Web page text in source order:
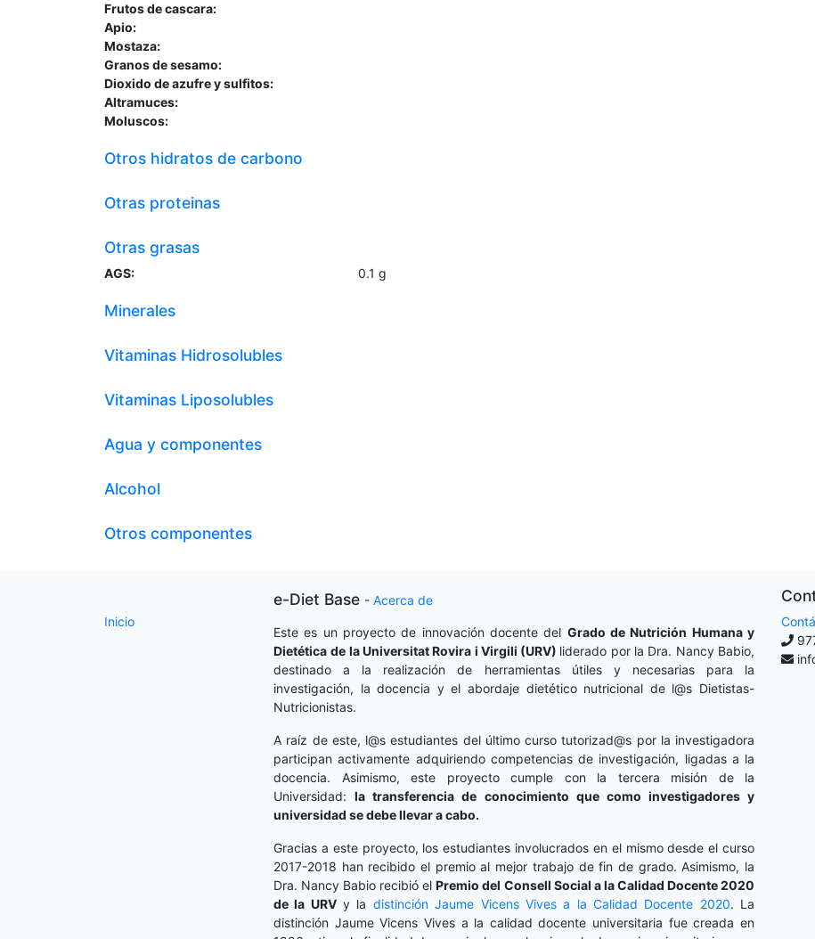
Frutos de cascara:
Apio:
Mostaza:
Granos de sesamo:
Dioxido de azufre y sulfitos:
Altramuces:
Moluscos:
Otros hidratos de carbono
Otras proteinas
Otras grasas
AGS: 0.1 g
Minerales
Vitaminas Hidrosolubles
Vitaminas Liposolubles
Agua y componentes
Alcohol
Otros componentes
Inicio
e-Diet Base - Acerca de
Este es un proyecto de innovación docente del Grado de Nutrición Humana y
Dietética de la Universitat Rovira i Virgili (URV) liderado por la Dra. Nancy Babio,
destinado a la realización de herramientas útiles y necesarias para la
investigación, la docencia y el abordaje dietético nutricional de l@s Dietistas-
Nutricionistas.
A raíz de este, l@s estudiantes del último curso tutorizad@s por la investigadora
participan activamente adquiriendo competencias de investigación, ligadas a la
docencia. Asimismo, este proyecto cumple con la tercera misión de la
Universidad:la transferencia de conocimiento que como investigadores y
universidad se debe llevar a cabo.
Gracias a este proyecto, los estudiantes involucrados en el mismo desde el curso
2017-2018 han recibido el premio al mejor trabajo de fin de grado. Asimismo, la
Dra. Nancy Babio recibió elPremio del Consell Social a la Calidad Docente 2020
de la URVy la distinción Jaume Vicens Vives a la Calidad Docente 2020. La
distinción Jaume Vicens Vives a la calidad docente universitaria fue creada en